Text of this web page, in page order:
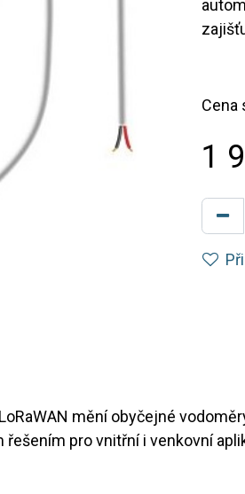
Cena
1
mění obyčejné
pro vnitřní i venkovní